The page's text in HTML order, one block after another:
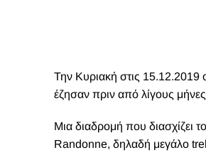
Την Κυριακή στις 15.12.2019
έζησαν πριν από λίγους
Μια διαδρομή που
Randonne, δηλαδή μεγάλo